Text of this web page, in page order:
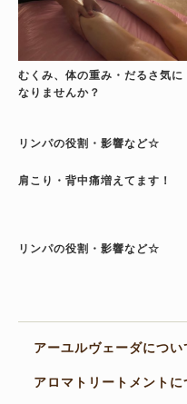
むくみ、体の重み・だるさ気に
なりませんか？
リンパの役割・影響など☆
肩こり・背中痛増えてます！
リンパの役割・影響など☆
アーユルヴェーダについ
アロマトリートメントに